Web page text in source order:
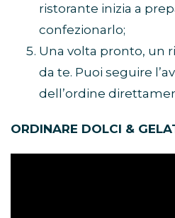
ristorante inizia a
confezionarlo;
Una volta pronto, un
da te. Puoi seguire
dell’ordine
ORDINARE DOLCI &